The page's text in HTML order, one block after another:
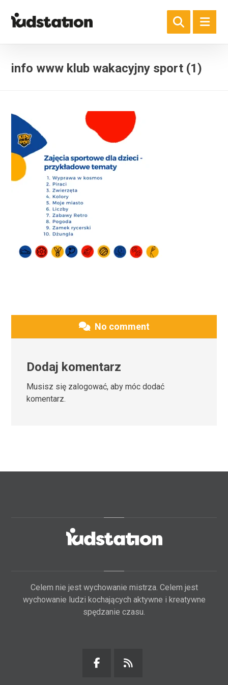
info www klub wakacyjny sport (1)
No comment
Dodaj komentarz
Musisz się zalogować, aby móc dodać
komentarz.
Celem nie jest wychowanie mistrza. Celem jest
wychowanie ludzi kochających aktywne i kreatywne
spędzanie czasu.